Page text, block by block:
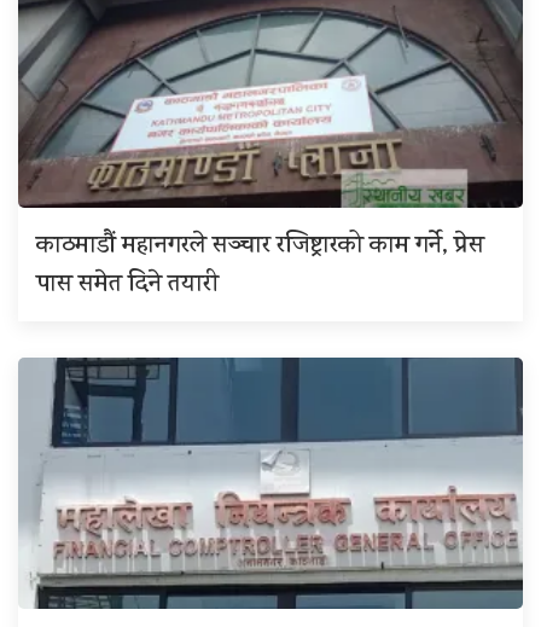
काठमाडौं महानगरले सञ्चार रजिष्ट्रारको काम गर्ने, प्रेस
पास समेत दिने तयारी